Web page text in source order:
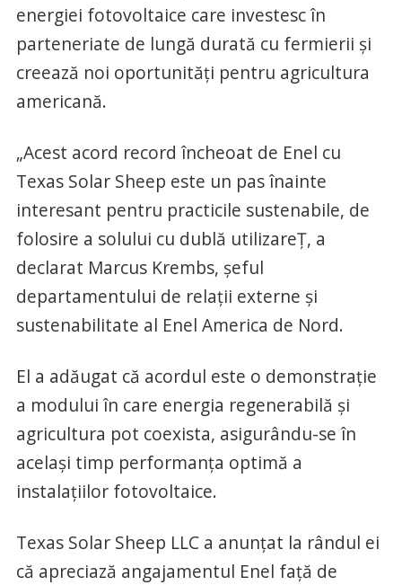
energiei fotovoltaice care investesc în
parteneriate de lungă durată cu fermierii și
creează noi oportunități pentru agricultura
americană.
„Acest acord record încheoat de Enel cu
Texas Solar Sheep este un pas înainte
interesant pentru practicile sustenabile, de
folosire a solului cu dublă utilizareȚ, a
declarat Marcus Krembs, șeful
departamentului de relații externe și
sustenabilitate al Enel America de Nord.
El a adăugat că acordul este o demonstrație
a modului în care energia regenerabilă și
agricultura pot coexista, asigurându-se în
același timp performanța optimă a
instalațiilor fotovoltaice.
Texas Solar Sheep LLC a anunțat la rândul ei
că apreciază angajamentul Enel față de